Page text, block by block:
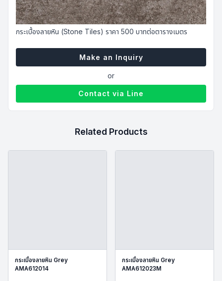
฿ 500.00
กระเบื้องลายหิน (Stone Tiles) ราคา 500 บาทต่อตารางเมตร
Make an Inquiry
or
Contact via Line
Related Products
กระเบื้องลายหิน Grey
AMA612014
กระเบื้องลายหิน Grey
AMA612023M